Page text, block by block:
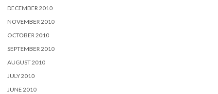
DECEMBER 2010
NOVEMBER 2010
OCTOBER 2010
SEPTEMBER 2010
AUGUST 2010
JULY 2010
JUNE 2010